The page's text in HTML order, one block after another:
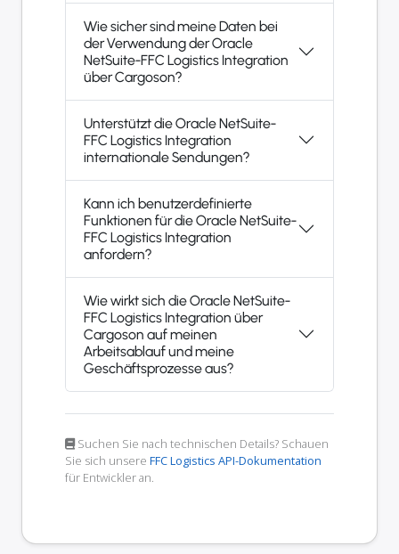
Wie sicher sind meine Daten bei
der Verwendung der Oracle
NetSuite-FFC Logistics Integration
über Cargoson?
Unterstützt die Oracle NetSuite-
FFC Logistics Integration
internationale Sendungen?
Kann ich benutzerdefinierte
Funktionen für die Oracle NetSuite-
FFC Logistics Integration
anfordern?
Wie wirkt sich die Oracle NetSuite-
FFC Logistics Integration über
Cargoson auf meinen
Arbeitsablauf und meine
Geschäftsprozesse aus?
Suchen Sie nach technischen Details? Schauen
Sie sich unsere FFC Logistics API-Dokumentation
für Entwickler an.